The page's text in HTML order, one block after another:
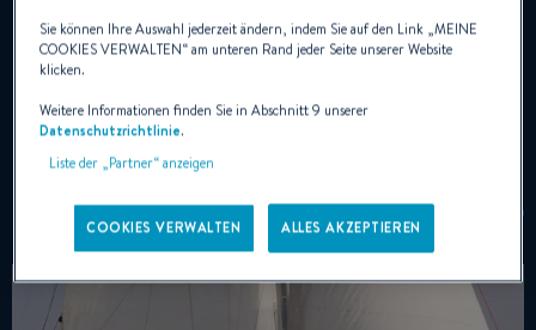
Sie können Ihre Auswahl jederzeit ändern, indem Sie auf den Link „MEINE
COOKIES VERWALTEN“ am unteren Rand jeder Seite unserer Website
klicken.
Weitere Informationen finden Sie in Abschnitt 9 unserer
Datenschutzrichtlinie.
Liste der „Partner“ anzeigen
COOKIES VERWALTEN ALLES AKZEPTIEREN